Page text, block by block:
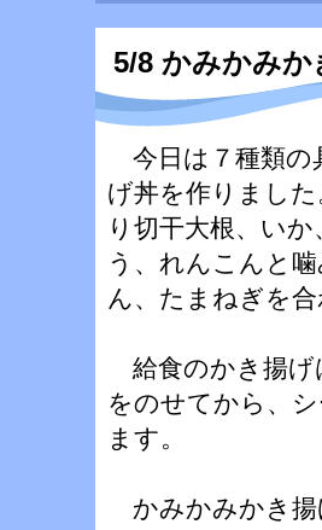
5/8 かみかみか
今日は７種類の
げ丼を作りまし
り切干大根、い
う、れんこんと
ん、たまねぎを
給食のかき揚げ
をのせてから、
ます。
かみかみかき揚